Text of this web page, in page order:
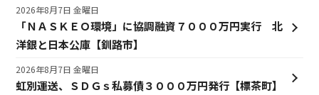
「ＮＡＳＫＥＯ環境」に協調融資７０００万円実行 北
洋銀と日本公庫【釧路市】
2026年8月7日 金曜日
虹別運送、ＳＤＧｓ私募債３０００万円発行【標茶町】
2026年8月7日 金曜日